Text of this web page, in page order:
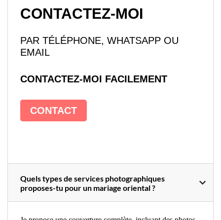
CONTACTEZ-MOI
PAR TÉLÉPHONE, WHATSAPP OU
EMAIL
CONTACTEZ-MOI FACILEMENT
CONTACT
Quels types de services photographiques
proposes-tu pour un mariage oriental ?